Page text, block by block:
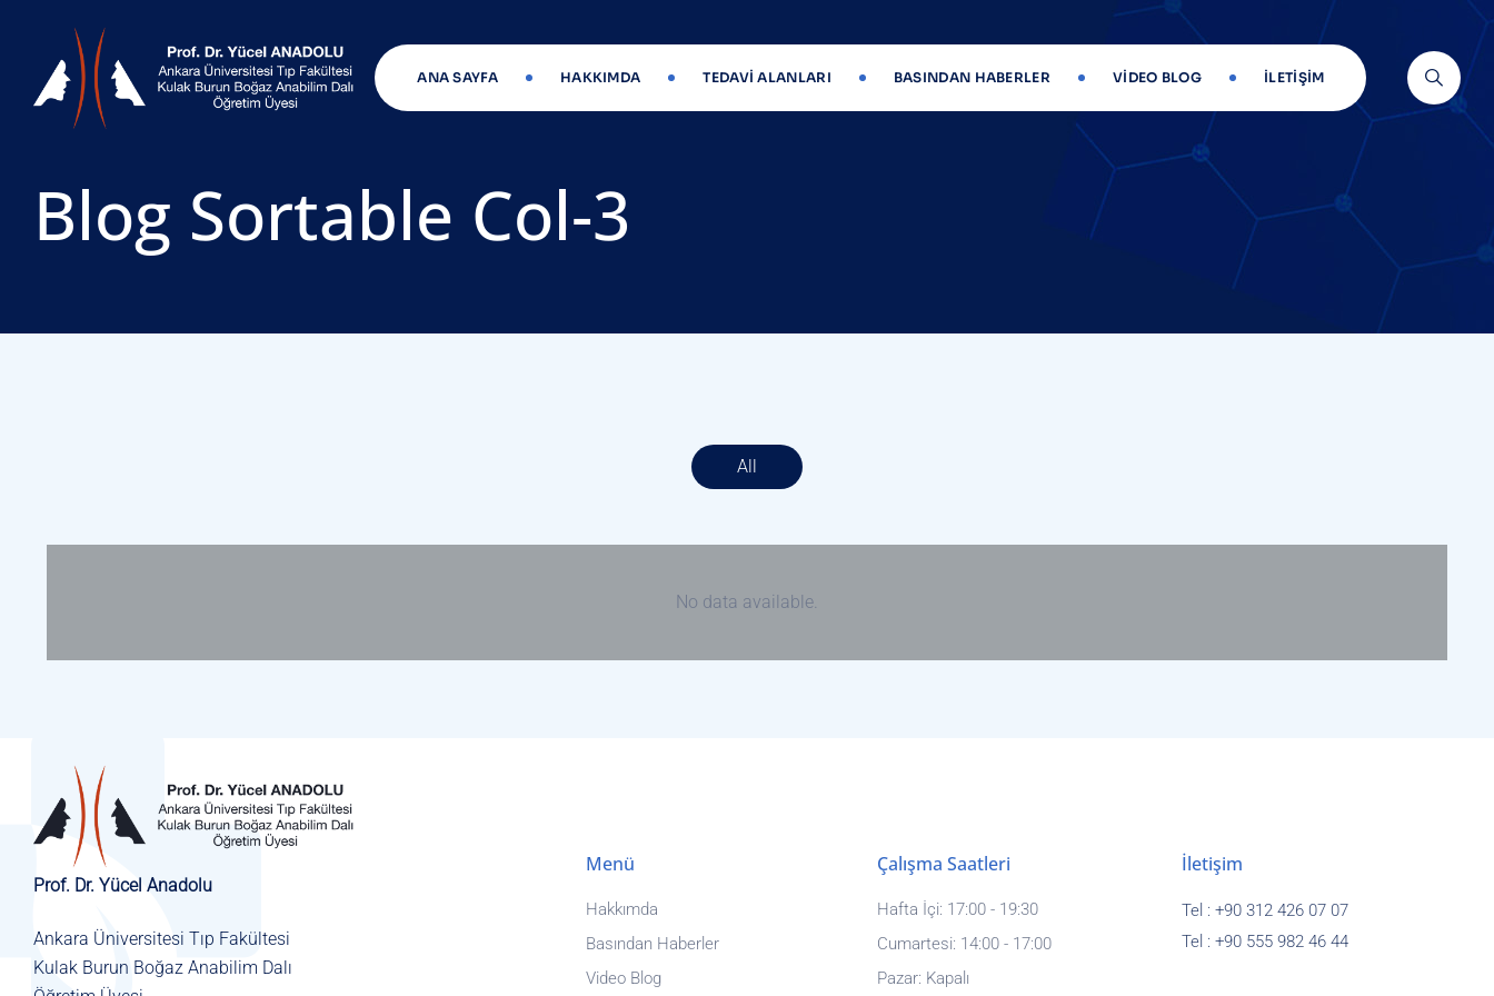
ANA SAYFA HAKKIMDA TEDAVI ALANLARI BASINDAN HABERLER VIDEO BLOG İLETIŞIM
Blog Sortable Col-3
All
No data available.
Prof. Dr. Yücel Anadolu
Ankara Üniversitesi Tıp Fakültesi
Kulak Burun Boğaz Anabilim Dalı
Menü
Hakkımda
Basından Haberler
Video Blog
Çalışma Saatleri
Hafta İçi: 17:00 - 19:30
Cumartesi: 14:00 - 17:00
Pazar: Kapalı
İletişim
Tel :+90 312 426 07 07
Tel :+90 555 982 46 44